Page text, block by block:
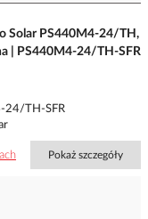
Solar PS440M4-24/TH,
| PS440M4-24/TH-SFR
24/TH-SFR
Pokaż szczegóły